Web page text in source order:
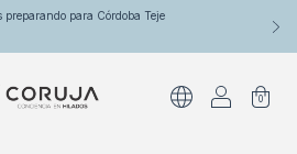
preparando para Córdoba Teje
0